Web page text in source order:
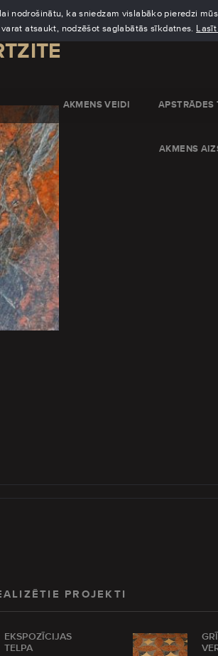
nodrošinātu, ka sniedzam vislabāko pieredzi
atsaukt, nodzēšot saglabātās sīkdatnes.
AKMENS VEIDI APSTRĀDES
AKMENS
PROJEKTI
EKSPOZĪCIJAS
TELPA